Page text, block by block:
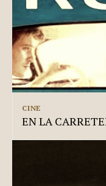
CINE
EN LA